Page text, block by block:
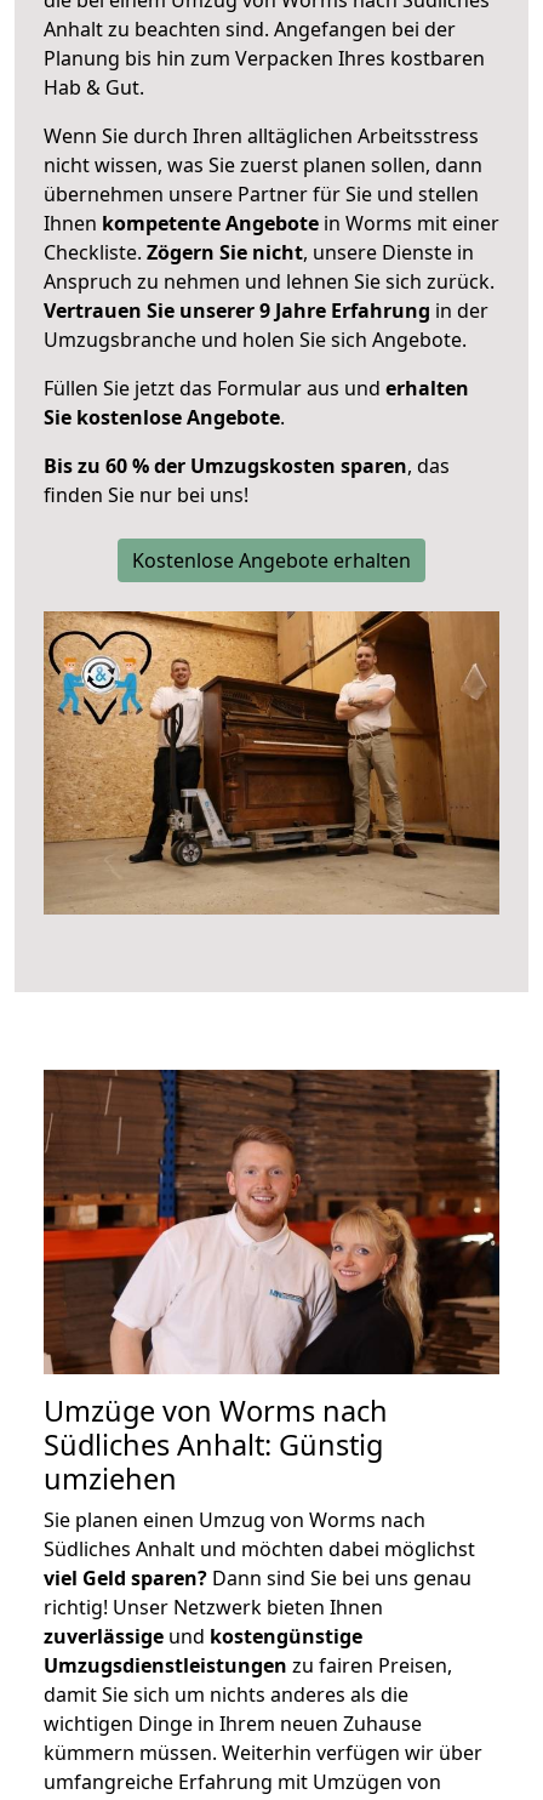
Anhalt zu beachten sind. Angefangen bei der
Planung bis hin zum Verpacken Ihres kostbaren
Hab & Gut.
Wenn Sie durch Ihren alltäglichen Arbeitsstress
nicht wissen, was Sie zuerst planen sollen, dann
übernehmen unsere Partner für Sie und stellen
Ihnen kompetente Angebote in Worms mit einer
Checkliste. Zögern Sie nicht, unsere Dienste in
Anspruch zu nehmen und lehnen Sie sich zurück.
Vertrauen Sie unserer 9 Jahre Erfahrung in der
Umzugsbranche und holen Sie sich Angebote.
Füllen Sie jetzt das Formular aus und erhalten
Sie kostenlose Angebote.
Bis zu 60 % der Umzugskosten sparen, das
finden Sie nur bei uns!
Kostenlose Angebote erhalten
Umzüge von Worms nach
Südliches Anhalt: Günstig
umziehen
Sie planen einen Umzug von Worms nach
Südliches Anhalt und möchten dabei möglichst
viel Geld sparen? Dann sind Sie bei uns genau
richtig! Unser Netzwerk bieten Ihnen
zuverlässige und kostengünstige
Umzugsdienstleistungen zu fairen Preisen,
damit Sie sich um nichts anderes als die
wichtigen Dinge in Ihrem neuen Zuhause
kümmern müssen. Weiterhin verfügen wir über
umfangreiche Erfahrung mit Umzügen von